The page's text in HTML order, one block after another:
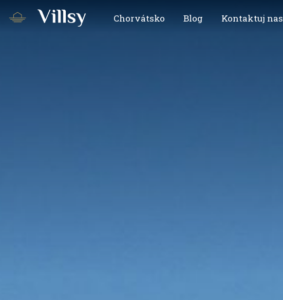
Chorvátsko Blog Kontaktuj nas